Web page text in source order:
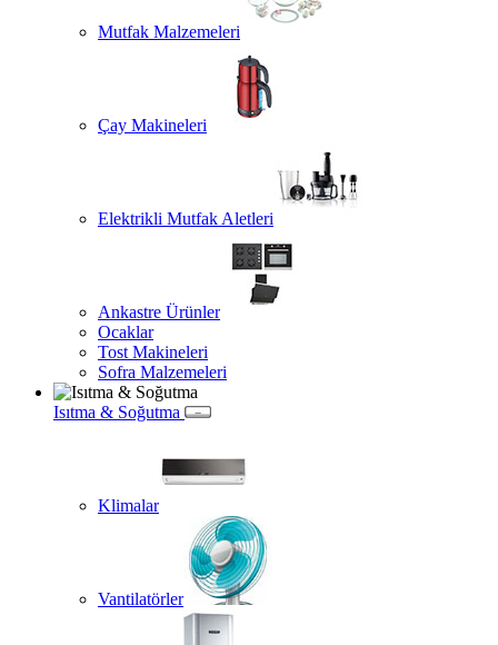
Mutfak Malzemeleri
Çay Makineleri
Elektrikli Mutfak Aletleri
Ankastre Ürünler
Ocaklar
Tost Makineleri
Sofra Malzemeleri
Isıtma & Soğutma
Klimalar
Vantilatörler